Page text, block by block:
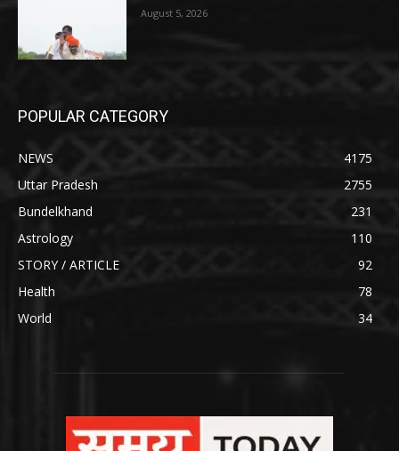
August 5, 2026
POPULAR CATEGORY
NEWS
4175
Uttar Pradesh
2755
Bundelkhand
231
Astrology
110
STORY / ARTICLE
92
Health
78
World
34